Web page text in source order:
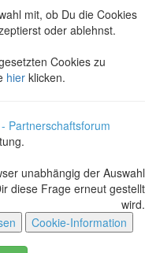
mit, ob Du die Cookies
oder ablehnst.
Cookies zu
hier klicken.
Partnerschaftsforum
unabhängig der Auswahl
diese Frage erneut gestellt
wird.